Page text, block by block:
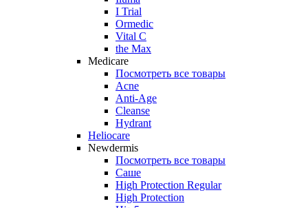
I Trial
Ormedic
Vital C
the Max
Medicare
Посмотреть все товары
Acne
Anti‑Age
Cleanse
Hydrant
Heliocare
Newdermis
Посмотреть все товары
Саше
High Protection Regular
High Protection